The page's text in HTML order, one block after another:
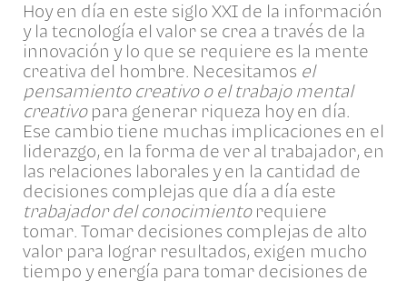
Hoy en día en este siglo XXI de la información
y la tecnología el valor se crea a través de la
innovación y lo que se requiere es la mente
creativa del hombre. Necesitamos el
pensamiento creativo o el trabajo mental
creativopara generar riqueza hoy en día.
Ese cambio tiene muchas implicaciones en el
liderazgo, en la forma de ver al trabajador, en
las relaciones laborales y en la cantidad de
decisiones complejas que día a día este
trabajador del conocimientorequiere
tomar. Tomar decisiones complejas de alto
valor para lograr resultados, exigen mucho
tiempo y energía para tomar decisiones de